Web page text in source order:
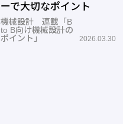
ーで大切なポイント
機械設計 連載「B
to B向け機械設計の
ポイント」
2026.03.30